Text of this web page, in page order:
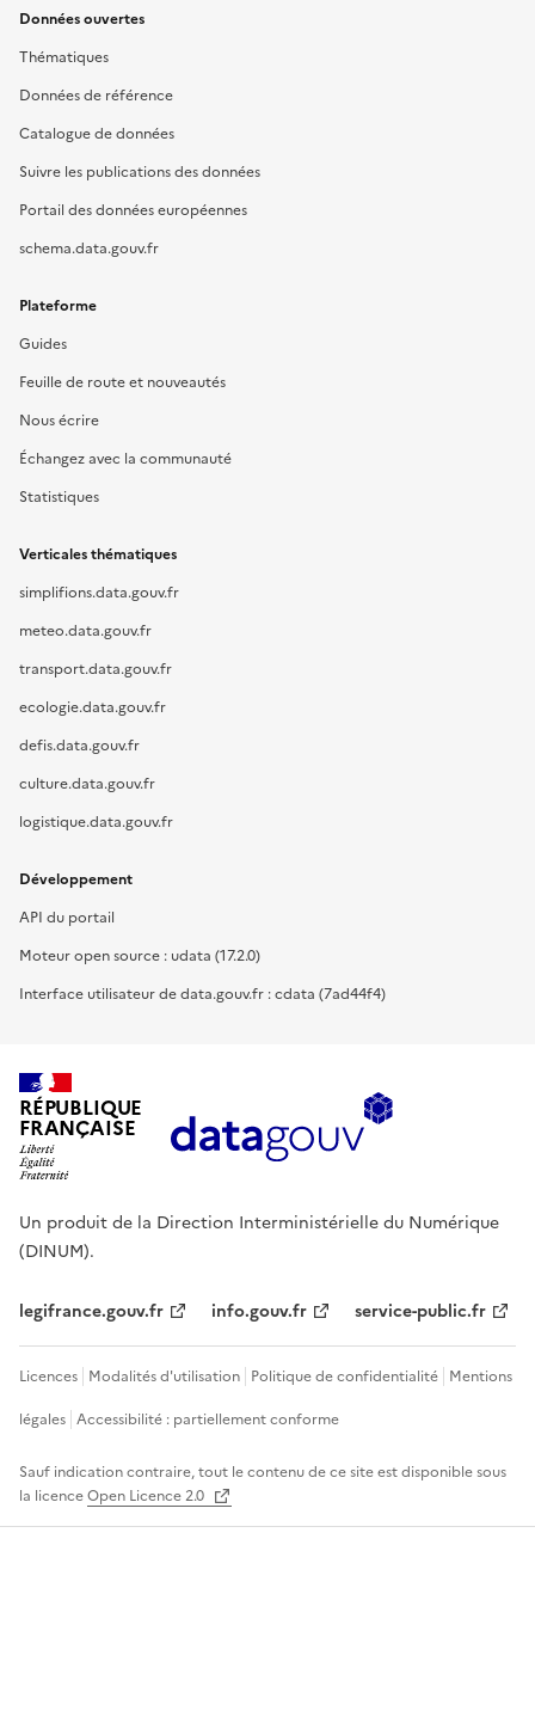
Données ouvertes
Thématiques
Données de référence
Catalogue de données
Suivre les publications des données
Portail des données européennes
schema.data.gouv.fr
Plateforme
Guides
Feuille de route et nouveautés
Nous écrire
Échangez avec la communauté
Statistiques
Verticales thématiques
simplifions.data.gouv.fr
meteo.data.gouv.fr
transport.data.gouv.fr
ecologie.data.gouv.fr
defis.data.gouv.fr
culture.data.gouv.fr
logistique.data.gouv.fr
Développement
API du portail
Moteur open source : udata (17.2.0)
Interface utilisateur de data.gouv.fr : cdata (7ad44f4)
RÉPUBLIQUE
FRANÇAISE
Un produit de la Direction Interministérielle du Numérique
(DINUM).
legifrance.gouv.fr info.gouv.fr service-public.fr
Licences Modalités d'utilisation Politique de confidentialité Mentions
légales Accessibilité : partiellement conforme
Sauf indication contraire, tout le contenu de ce site est disponible sous
la licenceOpen Licence 2.0